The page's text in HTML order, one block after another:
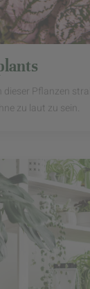
dieser Pflanzen
zu laut zu sein.